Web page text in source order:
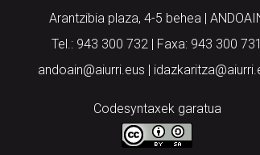
Arantzibia plaza, 4-5 behea |
Tel.: 943 300 732 | Faxa: 943 300 731
andoain@aiurri.eus |
Codesyntaxek garatua